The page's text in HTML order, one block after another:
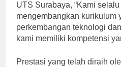
UTS Surabaya, “Kami
mengembangkan kurikulum
perkembangan teknologi
kami memiliki kompetensi
Prestasi yang telah diraih